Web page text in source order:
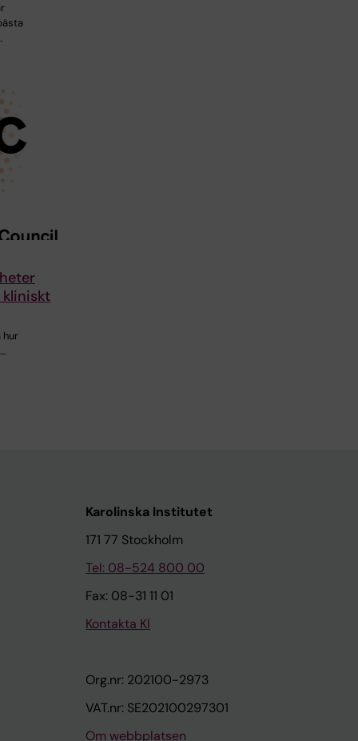
hur
Karolinska Institutet
171 77 Stockholm
Tel: 08-524 800 00
Fax: 08-31 11 01
Kontakta KI
Org.nr: 202100-2973
VAT.nr: SE202100297301
Om webbplatsen